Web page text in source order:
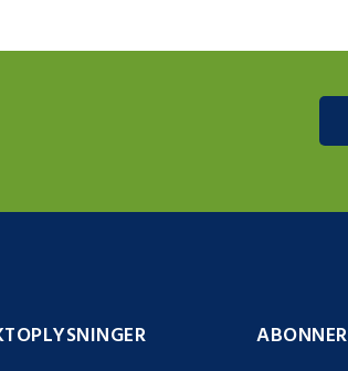
ABONNER